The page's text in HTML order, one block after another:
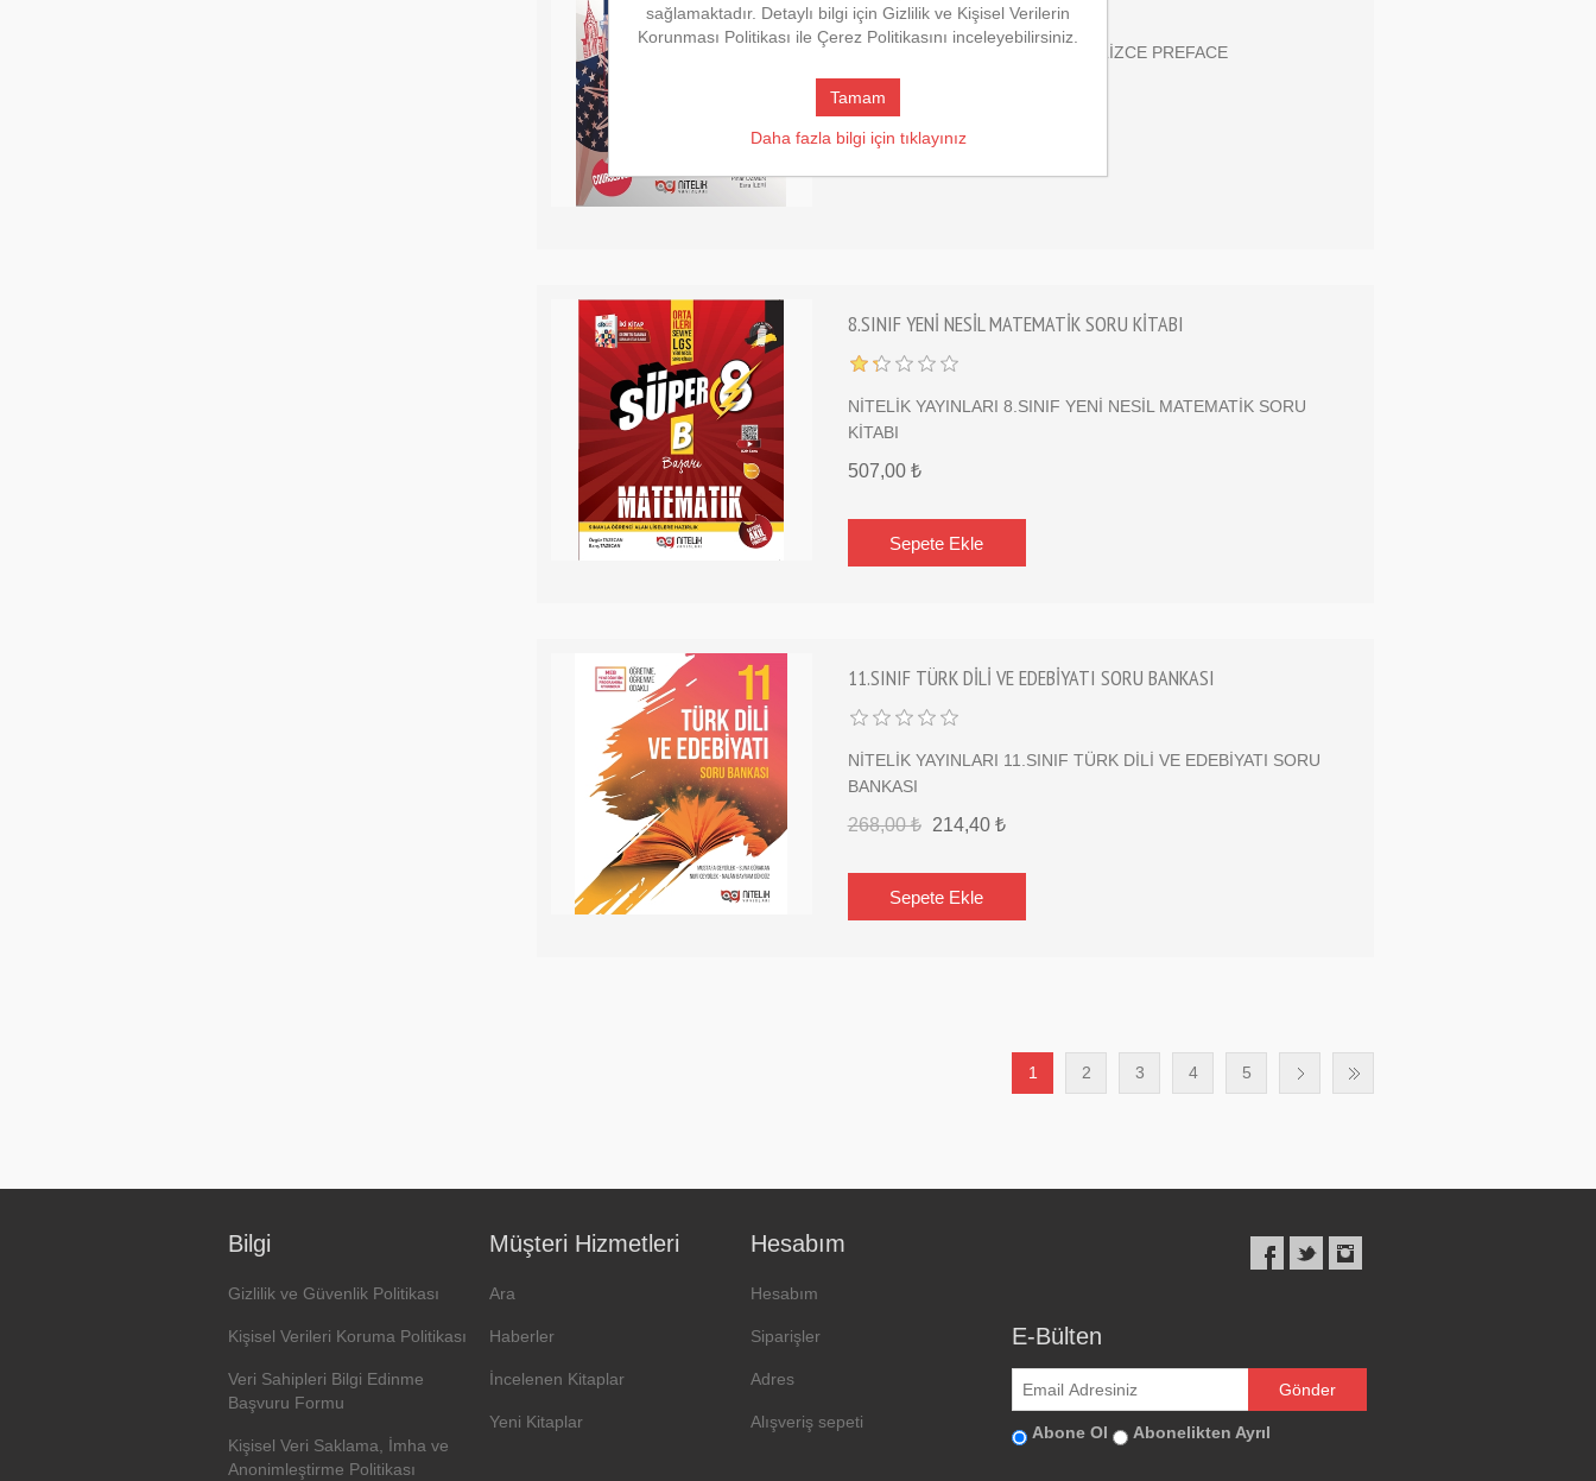
NİTELİK YAYINLARI 5.SINIF İNGİLİZCE PREFACE
COURSEBOOK
149,00 ₺
8.SINIF YENİ NESİL MATEMATİK SORU KİTABI
NİTELİK YAYINLARI 8.SINIF YENİ NESİL MATEMATİK SORU
KİTABI
507,00 ₺
11.SINIF TÜRK DİLİ VE EDEBİYATI SORU BANKASI
NİTELİK YAYINLARI 11.SINIF TÜRK DİLİ VE EDEBİYATI SORU
BANKASI
268,00 ₺ 214,40 ₺
1 2 3 4 5
Bilgi
Gizlilik ve Güvenlik Politikası
Kişisel Verileri Koruma Politikası
Veri Sahipleri Bilgi Edinme
Başvuru Formu
Kişisel Veri Saklama, İmha ve
Anonimleştirme Politikası
Müşteri Hizmetleri
Ara
Haberler
İncelenen Kitaplar
Yeni Kitaplar
Hesabım
Hesabım
Siparişler
Adres
Alışveriş sepeti
E-Bülten
Abone Ol Abonelikten Ayrıl
sağlamaktadır. Detaylı bilgi için Gizlilik ve Kişisel Verilerin
Korunması Politikası ile Çerez Politikasını inceleyebilirsiniz.
Tamam
Daha fazla bilgi için tıklayınız